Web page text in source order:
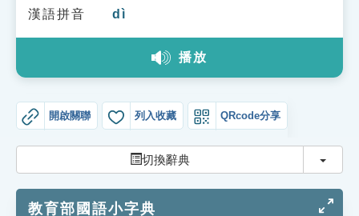
生命大百科索引
教學應用
漢語拼音 dì
播放
開啟關聯 列入收藏 QRcode分享
切換辭典 切換
教育部國語小字典